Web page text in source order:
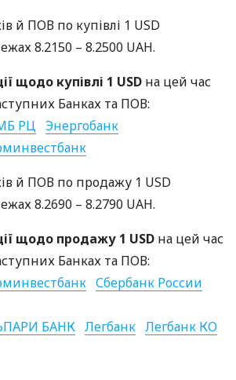
й ПОВ по купівлі 1 USD
8.2150 – 8.2500 UAH.
щодо купівлі 1 USD на цей час
Банках та ПОВ:
РЦ Энергобанк
й ПОВ по продажу 1 USD
8.2690 – 8.2790 UAH.
щодо продажу 1 USD на цей час
Банках та ПОВ:
Сбербанк России
БАНК Легбанк Легбанк КО